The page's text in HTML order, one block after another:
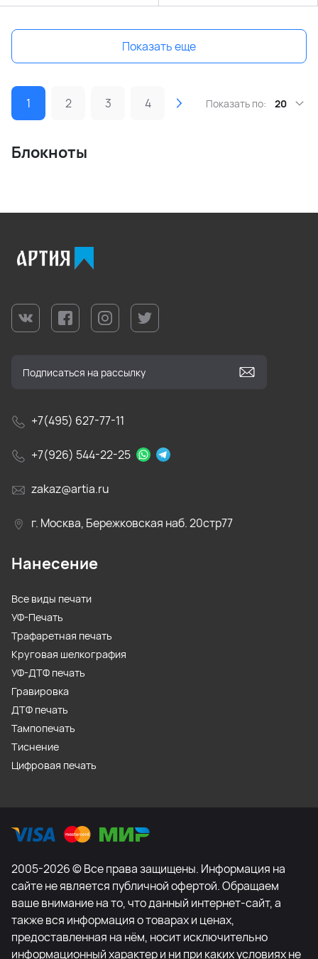
Показать еще
1 2 3 4 Показать по: 20
Блокноты
+7(495) 627-77-11
+7(926) 544-22-25
zakaz@artia.ru
г. Москва, Бережковская наб. 20стр77
Нанесение
Все виды печати
УФ-Печать
Трафаретная печать
Круговая шелкография
УФ-ДТФ печать
Гравировка
ДТФ печать
Тампопечать
Тиснение
Цифровая печать
2005-2026 © Все права защищены. Информация на
сайте не является публичной офертой. Обращаем
ваше внимание на то, что данный интернет-сайт, а
также вся информация о товарах и ценах,
предоставленная на нём, носит исключительно
информационный характер и ни при каких условиях не